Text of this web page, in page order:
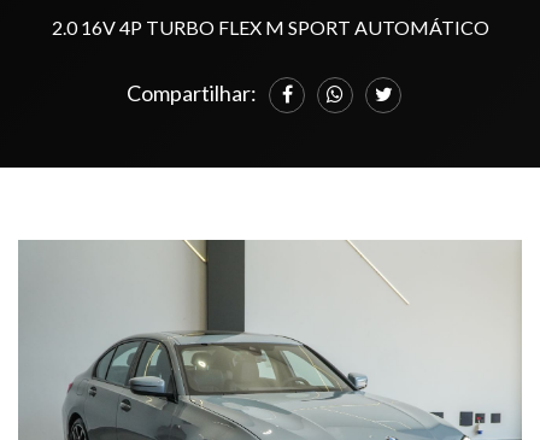
2.0 16V 4P TURBO FLEX M SPORT AUTOMÁTICO
Compartilhar: